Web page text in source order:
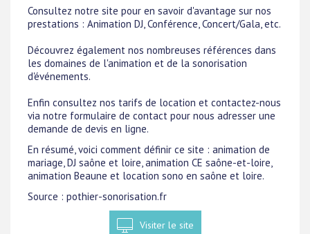
Consultez notre site pour en savoir d'avantage sur nos
prestations : Animation DJ, Conférence, Concert/Gala, etc.
Découvrez également nos nombreuses références dans
les domaines de l'animation et de la sonorisation
d'événements.
Enfin consultez nos tarifs de location et contactez-nous
via notre formulaire de contact pour nous adresser une
demande de devis en ligne.
En résumé, voici comment définir ce site : animation de
mariage, DJ saône et loire, animation CE saône-et-loire,
animation Beaune et location sono en saône et loire.
Source : pothier-sonorisation.fr
Visiter le site